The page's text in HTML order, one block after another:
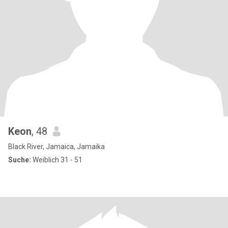
Keon, 48
Black River, Jamaica, Jamaika
Suche: Weiblich 31 - 51